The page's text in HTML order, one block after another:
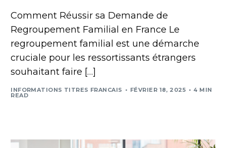
Comment Réussir sa Demande de
Regroupement Familial en France Le
regroupement familial est une démarche
cruciale pour les ressortissants étrangers
souhaitant faire […]
INFORMATIONS TITRES FRANCAIS FÉVRIER 18, 2025 4 MIN
READ